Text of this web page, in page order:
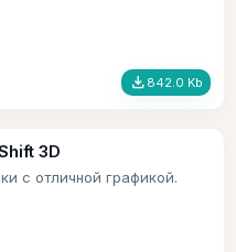
file_download 842.0 Kb
3D
с отличной графикой.